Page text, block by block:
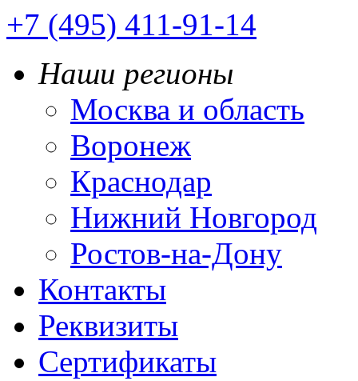
+7 (495) 411-91-14
Наши регионы
Москва и область
Воронеж
Краснодар
Нижний Новгород
Ростов-на-Дону
Контакты
Реквизиты
Сертификаты